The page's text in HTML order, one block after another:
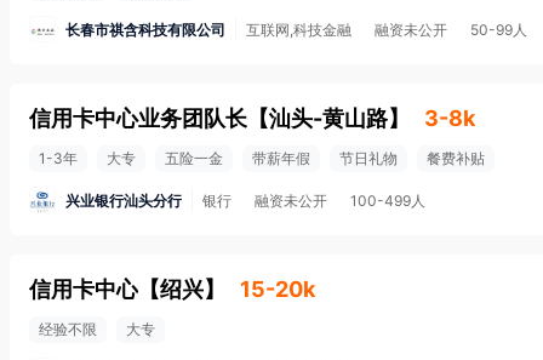
长春市祺含科技有限公司 互联网,科技金融 融资未公开 50-99人
信用卡中心业务团队长 【汕头-黄山路】 3-8k
1-3年 大专 五险一金 带薪年假 节日礼物 餐费补贴
兴业银行汕头分行 银行 融资未公开 100-499人
信用卡中心 【绍兴】 15-20k
经验不限 大专